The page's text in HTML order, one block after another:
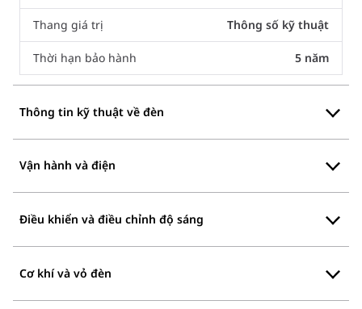
Thang giá trị Thông số kỹ thuật
Thời hạn bảo hành 5 năm
Thông tin kỹ thuật về đèn
Vận hành và điện
Điều khiển và điều chỉnh độ sáng
Cơ khí và vỏ đèn